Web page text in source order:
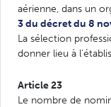
aérienne, dans un
3 du décret du 8
La sélection
donner lieu à
Article 23
Le nombre de